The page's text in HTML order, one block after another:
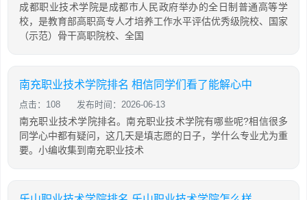
成都职业技术学院是成都市人民政府举办的全日制普通高等学
校，是教育部高职高专人才培养工作水平评估优秀级院校、国家
（示范）骨干高职院校、全国
南充职业技术学院排名 相信同学们看了能解心中
点击：108 发布时间：2026-06-13
南充职业技术学院排名。南充职业技术学院有哪些呢?相信很多
同学心中都有疑问，这几天是填志愿的日子，学什么专业尤为重
要。小编收集到南充职业技术